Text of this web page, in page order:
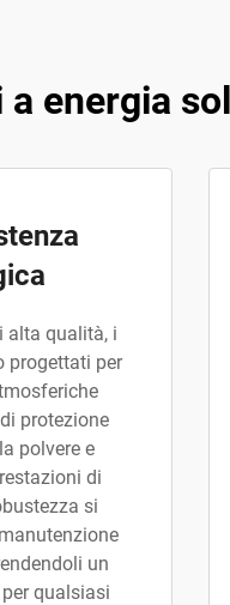
energia
alta qualità, i
progettati per
protezione
polvere e
di
si
un
qualsiasi